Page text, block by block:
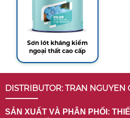
Sơn lót kháng kiềm
ngoại thất cao cấp
DISTRIBUTOR: TRAN NGUYEN
SẢN XUẤT VÀ PHÂN PHỐI: